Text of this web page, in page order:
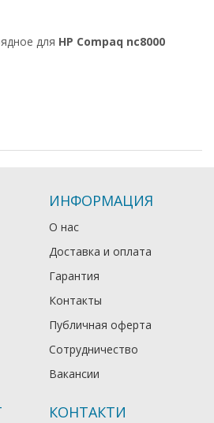
для HP Compaq nc8000
ИНФОРМАЦИЯ
О нас
Доставка и оплата
Гарантия
Контакты
Публичная оферта
Сотрудничество
Вакансии
КОНТАКТИ